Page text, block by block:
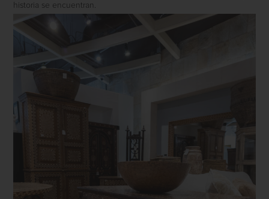
historia se encuentran.